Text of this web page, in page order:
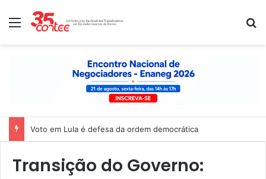
Menu
Voto em Lula é defesa da ordem democrática
Transição do Governo: